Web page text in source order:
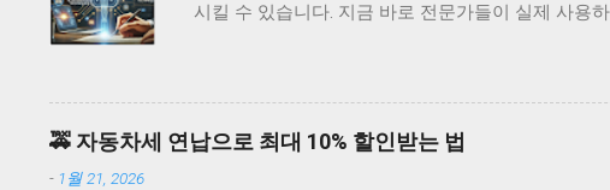
시킬 수 있습니다. 지금 바로 전문가들이 실제 사용
까지 총 5단계로 구성됩니다. 첫 번째는 검증 대상
째는 검증 파라미터 설정, 네 번째는 자동 검증 실행
10-15분 내에 전체 프로세스를 완료할 수 있습니다.
료 가능 3분 완성 빠른 검증방법 자동 설정 모드 활
🚕 자동차세 연납으로 최대 10% 할인받는 법
- 1월 21, 2026